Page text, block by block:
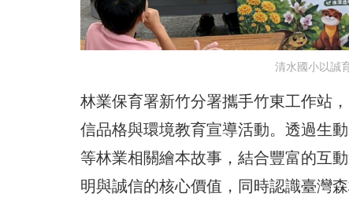
清水國小以誠
林業保育署新竹分署攜手竹東工作站
信品格與環境教育宣導活動。透過生
等林業相關繪本故事，結合豐富的互
明與誠信的核心價值，同時認識臺灣